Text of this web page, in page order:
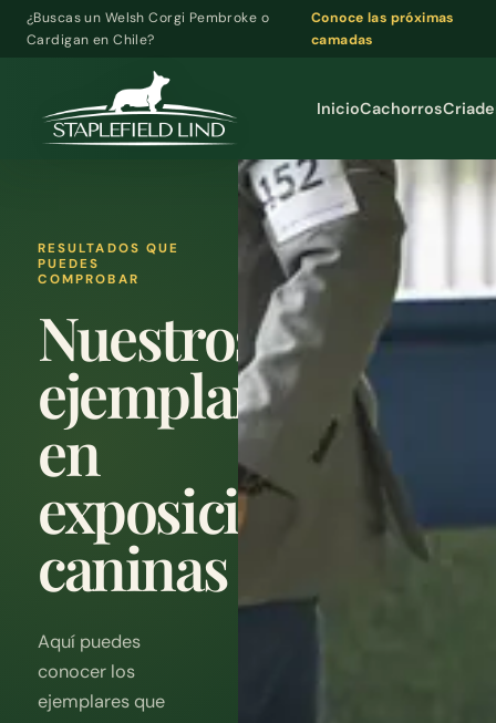
¿Buscas un Welsh Corgi Pembroke o
Cardigan en Chile?
Conoce las próximas
camadas
InicioCachorros
RESULTADOS QUE
PUEDES
COMPROBAR
Nuestros
ejemplares
en
exposiciones
caninas
Aquí puedes
conocer los
ejemplares que